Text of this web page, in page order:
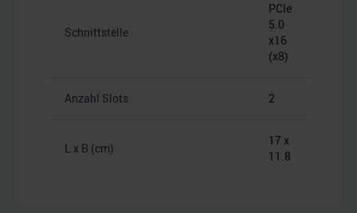
Schnittstelle
PCIe
5.0
x16
(x8)
Anzahl Slots 2
L x B (cm)
17 x
11.8